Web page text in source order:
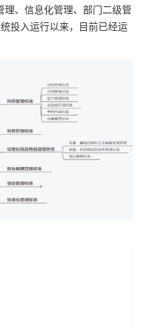
、信息化管理、部门二级管
投入运行以来，目前已经运